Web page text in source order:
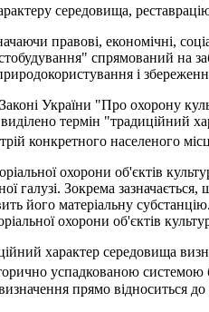
середовища,
правові, економічні,
спрямований на
і
України "Про охорону
термін "традиційний
конкретного населеного
охорони об'єктів
галузі. Зокрема
його матеріальну
охорони об'єктів
характер середовища
успадкованою системою
прямо відноситься